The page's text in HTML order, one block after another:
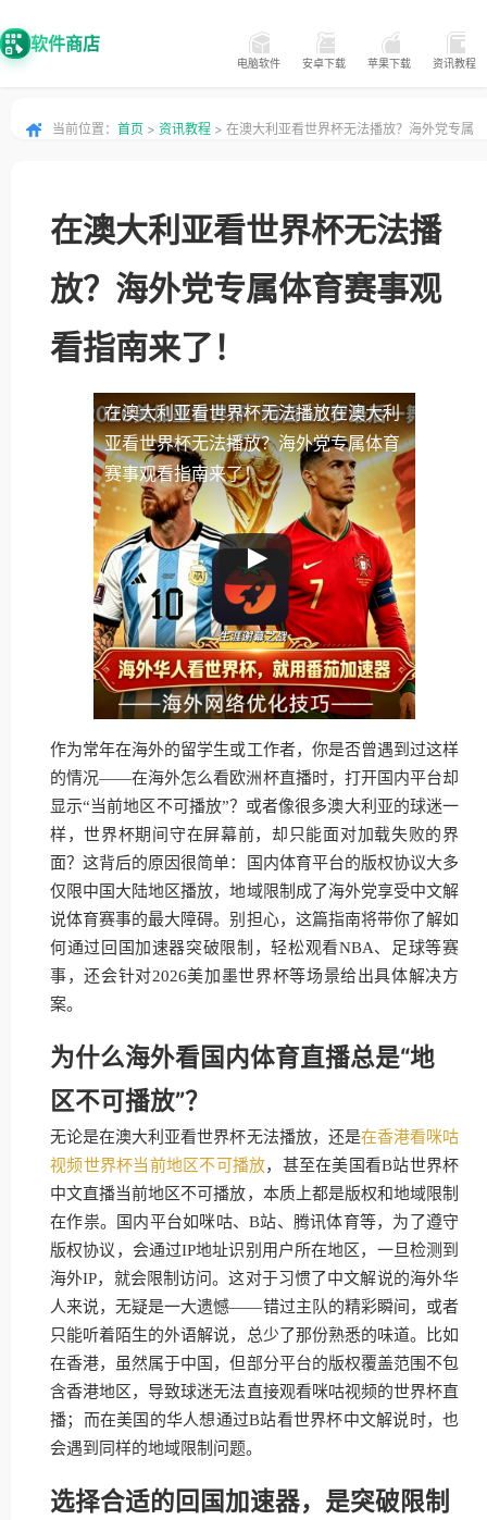
软件商店
电脑软件 安卓下载 苹果下载 资讯教程
当前位置： 首页 > 资讯教程 > 在澳大利亚看世界杯无法播放？海外党专属
在澳大利亚看世界杯无法播
放？海外党专属体育赛事观
看指南来了！
在澳大利亚看世界杯无法播放在澳大利
亚看世界杯无法播放？海外党专属体育
赛事观看指南来了！
作为常年在海外的留学生或工作者，你是否曾遇到过这样
的情况——在海外怎么看欧洲杯直播时，打开国内平台却
显示“当前地区不可播放”？或者像很多澳大利亚的球迷一
样，世界杯期间守在屏幕前，却只能面对加载失败的界
面？这背后的原因很简单：国内体育平台的版权协议大多
仅限中国大陆地区播放，地域限制成了海外党享受中文解
说体育赛事的最大障碍。别担心，这篇指南将带你了解如
何通过回国加速器突破限制，轻松观看NBA、足球等赛
事，还会针对2026美加墨世界杯等场景给出具体解决方
案。
为什么海外看国内体育直播总是“地
区不可播放”？
无论是在澳大利亚看世界杯无法播放，还是在香港看咪咕
视频世界杯当前地区不可播放，甚至在美国看B站世界杯
中文直播当前地区不可播放，本质上都是版权和地域限制
在作祟。国内平台如咪咕、B站、腾讯体育等，为了遵守
版权协议，会通过IP地址识别用户所在地区，一旦检测到
海外IP，就会限制访问。这对于习惯了中文解说的海外华
人来说，无疑是一大遗憾——错过主队的精彩瞬间，或者
只能听着陌生的外语解说，总少了那份熟悉的味道。比如
在香港，虽然属于中国，但部分平台的版权覆盖范围不包
含香港地区，导致球迷无法直接观看咪咕视频的世界杯直
播；而在美国的华人想通过B站看世界杯中文解说时，也
会遇到同样的地域限制问题。
选择合适的回国加速器，是突破限制